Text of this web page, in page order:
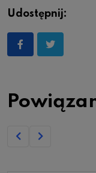
Udostępnij: